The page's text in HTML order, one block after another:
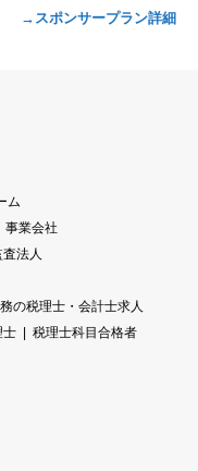
→スポンサープラン詳細
ム
事業会社
査法人
の税理士・会計士求人
士
税理士科目合格者